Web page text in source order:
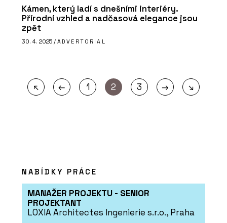
Kámen, který ladí s dnešními interiéry.
Přírodní vzhled a nadčasová elegance jsou
zpět
30. 4. 2025 / ADVERTORIAL
↖ ← 1 2 3 → ↘
NABÍDKY PRÁCE
MANAŽER PROJEKTU - SENIOR
PROJEKTANT
LOXIA Architectes Ingenierie s.r.o., Praha